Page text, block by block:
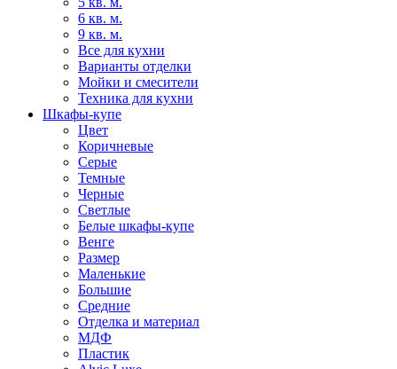
6 кв. м.
9 кв. м.
Все для кухни
Варианты отделки
Мойки и смесители
Техника для кухни
Шкафы-купе
Цвет
Коричневые
Серые
Темные
Черные
Светлые
Белые шкафы-купе
Венге
Размер
Маленькие
Большие
Средние
Отделка и материал
МДФ
Пластик